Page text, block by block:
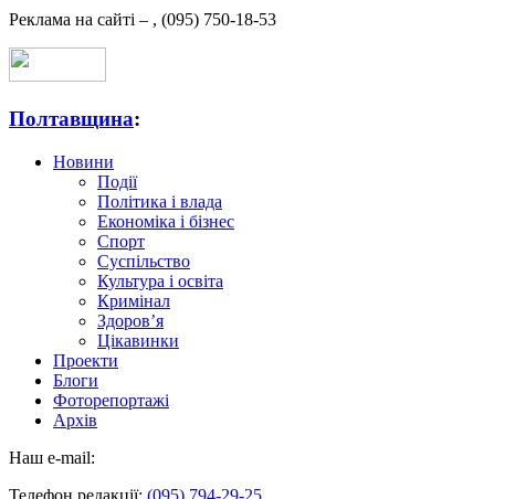
Реклама на сайті – , (095) 750-18-53
Полтавщина:
Новини
Події
Політика і влада
Економіка і бізнес
Спорт
Суспільство
Культура і освіта
Кримінал
Здоров’я
Цікавинки
Проекти
Блоги
Фоторепортажі
Архів
Наш e-mail:
Телефон редакції: (095) 794-29-25